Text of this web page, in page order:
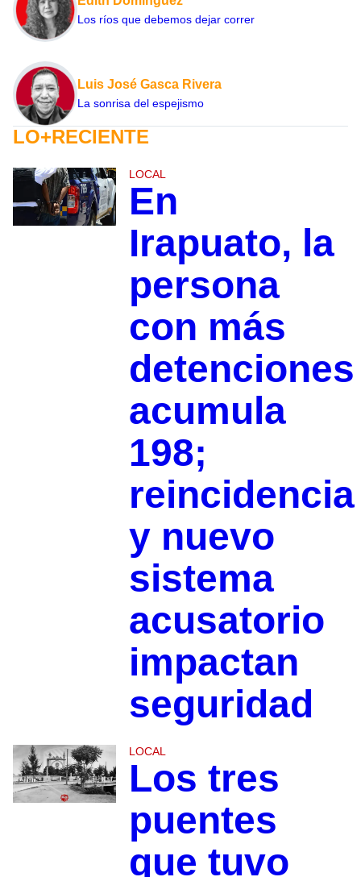
Los ríos que debemos dejar correr
Luis José Gasca Rivera
La sonrisa del espejismo
LO+RECIENTE
LOCAL
En
Irapuato, la
persona
con más
detenciones
acumula
198;
reincidencia
y nuevo
sistema
acusatorio
impactan
seguridad
LOCAL
Los tres
puentes
que tuvo